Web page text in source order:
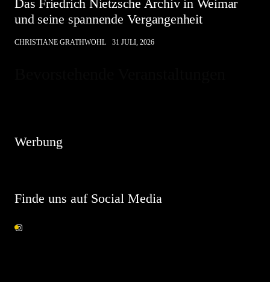
Das Friedrich Nietzsche Archiv in Weimar
und seine spannende Vergangenheit
CHRISTIANE GRATHWOHL 31 JULI, 2026
Werbung
Finde uns auf Social Media